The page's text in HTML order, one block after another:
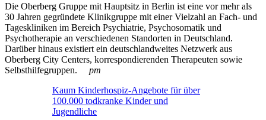
Die Oberberg Gruppe mit Hauptsitz in Berlin ist eine vor mehr als
30 Jahren gegründete Klinikgruppe mit einer Vielzahl an Fach- und
Tageskliniken im Bereich Psychiatrie, Psychosomatik und
Psychotherapie an verschiedenen Standorten in Deutschland.
Darüber hinaus existiert ein deutschlandweites Netzwerk aus
Oberberg City Centers, korrespondierenden Therapeuten sowie
Selbsthilfegruppen. pm
Kaum Kinderhospiz-Angebote für über
100.000 todkranke Kinder und
Jugendliche